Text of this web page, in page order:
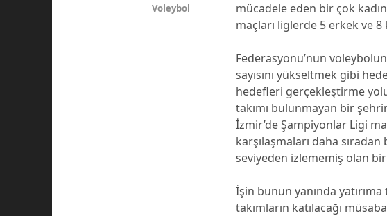
mücadele eden bir çok
maçları liglerde 5 erkek ve 8
Federasyonu’nun
sayısını yükseltmek gibi
hedefleri gerçekleştirme
takımı bulunmayan bir
İzmir’de Şampiyonlar Ligi
karşılaşmaları daha
seviyeden izlememiş olan
İşin bunun yanında
takımların katılacağı
Voleybol